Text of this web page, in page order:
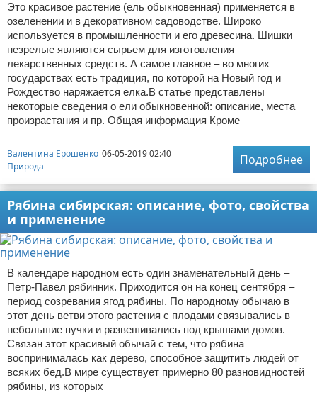
Это красивое растение (ель обыкновенная) применяется в
озеленении и в декоративном садоводстве. Широко
используется в промышленности и его древесина. Шишки
незрелые являются сырьем для изготовления
лекарственных средств. А самое главное – во многих
государствах есть традиция, по которой на Новый год и
Рождество наряжается елка.В статье представлены
некоторые сведения о ели обыкновенной: описание, места
произрастания и пр. Общая информация Кроме
Валентина Ерошенко 06-05-2019 02:40
Природа
Подробнее
Рябина сибирская: описание, фото, свойства
и применение
В календаре народном есть один знаменательный день –
Петр-Павел рябинник. Приходится он на конец сентября –
период созревания ягод рябины. По народному обычаю в
этот день ветви этого растения с плодами связывались в
небольшие пучки и развешивались под крышами домов.
Связан этот красивый обычай с тем, что рябина
воспринималась как дерево, способное защитить людей от
всяких бед.В мире существует примерно 80 разновидностей
рябины, из которых